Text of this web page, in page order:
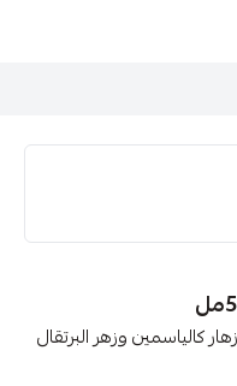
كالياسمين وزهر البرتقال